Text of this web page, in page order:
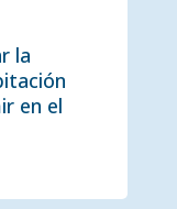
la
en el